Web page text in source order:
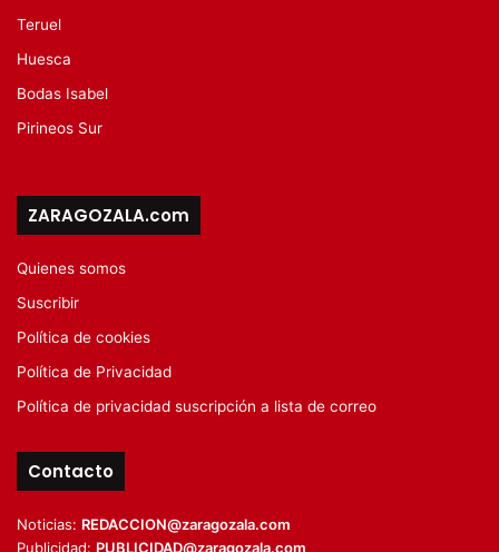
Teruel
Huesca
Bodas Isabel
Pirineos Sur
ZARAGOZALA.com
Quienes somos
Suscribir
Política de cookies
Política de Privacidad
Política de privacidad suscripción a lista de correo
Contacto
Noticias: REDACCION@zaragozala.com
Publicidad: PUBLICIDAD@zaragozala.com